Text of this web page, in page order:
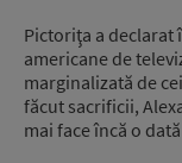
Pictoriţa a
americane de
marginalizată de
făcut sacrificii,
mai face încă o